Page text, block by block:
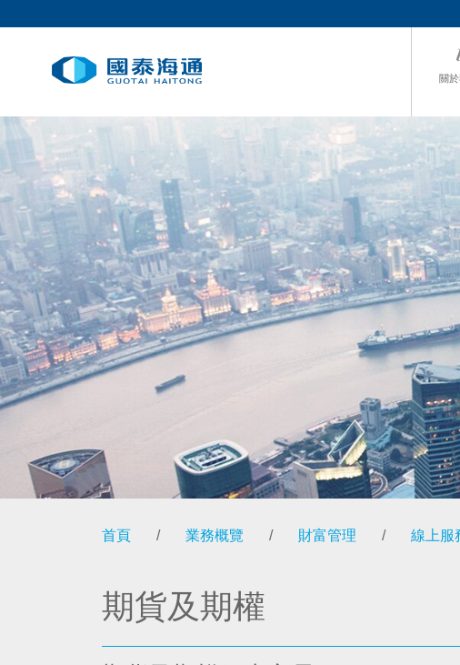
關
首頁 / 業務概覽 / 財富管理 / 線上服
期貨及期權